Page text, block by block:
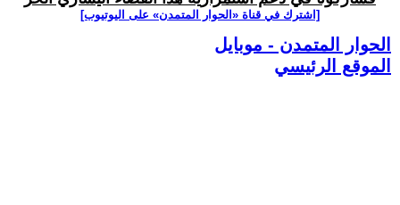
[اشترك في قناة ‫«الحوار المتمدن» على اليوتيوب]
الحوار المتمدن - موبايل
الموقع الرئيسي